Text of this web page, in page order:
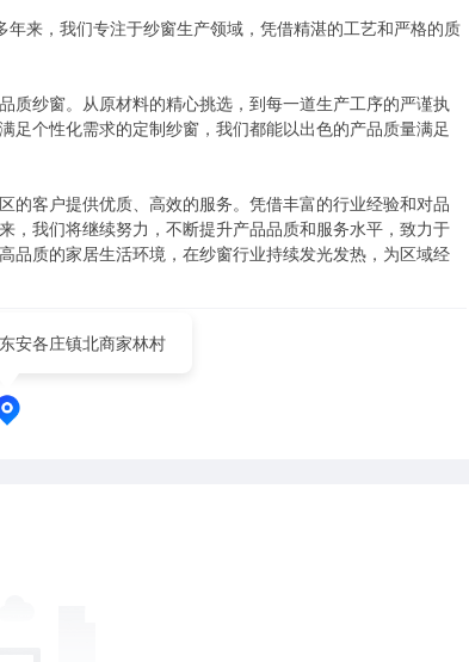
来，我们专注于纱窗生产领域，凭借精湛的工艺和严格的质
质纱窗。从原材料的精心挑选，到每一道生产工序的严谨执
足个性化需求的定制纱窗，我们都能以出色的产品质量满足
的客户提供优质、高效的服务。凭借丰富的行业经验和对品
，我们将继续努力，不断提升产品品质和服务水平，致力于
品质的家居生活环境，在纱窗行业持续发光发热，为区域经
安各庄镇北商家林村